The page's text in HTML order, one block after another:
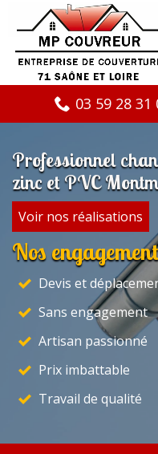
03 59 28 31
Professionnel
zinc et PVC
Voir nos réalisations
Nos
Devis et
Sans engagement
Artisan passionné
Prix imbattable
Travail de qualité